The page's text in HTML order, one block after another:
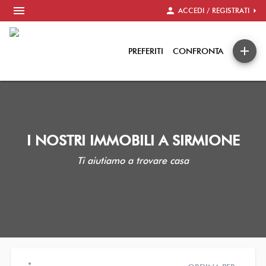
menu person ACCEDI / REGISTRATI arrow_right
PREFERITI CONFRONTA add
I NOSTRI IMMOBILI A SIRMIONE
Ti aiutiamo a trovare casa